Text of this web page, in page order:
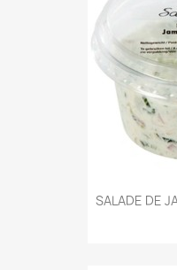
SALADE DE